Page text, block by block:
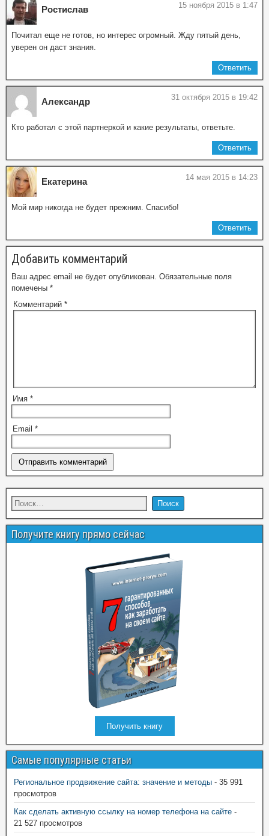
Ростислав 15 ноября 2015 в 1:47
Почитал еще не готов, но интерес огромный. Жду пятый день,
уверен он даст знания.
Ответить
Александр 31 октября 2015 в 19:42
Кто работал с этой партнеркой и какие результаты, ответьте.
Ответить
Екатерина 14 мая 2015 в 14:23
Мой мир никогда не будет прежним. Спасибо!
Ответить
Добавить комментарий
Ваш адрес email не будет опубликован. Обязательные поля
помечены *
Комментарий *
Имя *
Email *
Получите книгу прямо сейчас
Получить книгу
Самые популярные статьи
Региональное продвижение сайта: значение и методы - 35 991
просмотров
Как сделать активную ссылку на номер телефона на сайте -
21 527 просмотров